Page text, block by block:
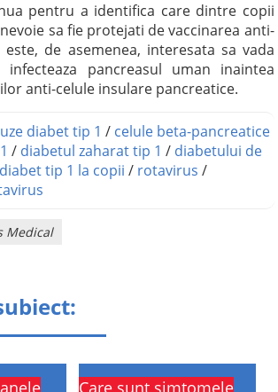
pentru a identifica care dintre copii
sa fie protejati de vaccinarea anti-
de asemenea, interesata sa vada
infecteaza pancreasul uman inaintea
anti-celule insulare pancreatice.
diabet tip 1 / celule beta-pancreatice
/ diabetul zaharat tip 1 / diabetului de
tip 1 la copii / rotavirus /
Medical
Care sunt simtomele